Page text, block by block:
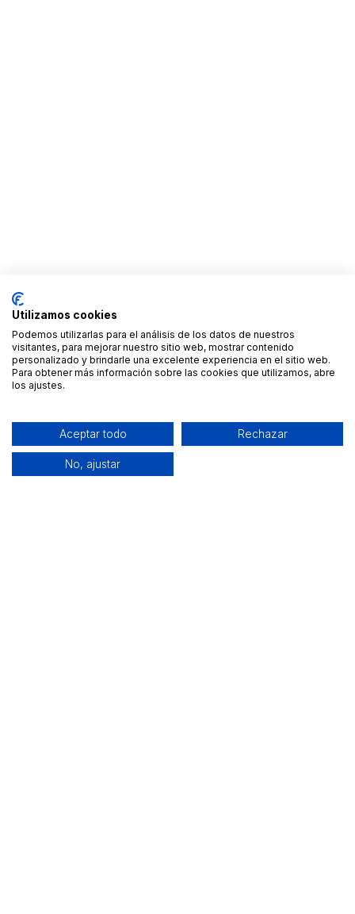
Utilizamos cookies
Podemos utilizarlas para el análisis de los datos de nuestros
visitantes, para mejorar nuestro sitio web, mostrar contenido
personalizado y brindarle una excelente experiencia en el sitio web.
Para obtener más información sobre las cookies que utilizamos, abre
los ajustes.
Aceptar todo Rechazar
No, ajustar